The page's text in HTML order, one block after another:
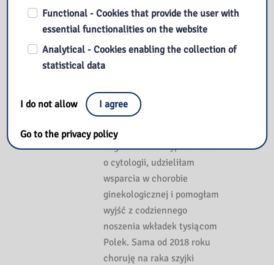
konferencyjnych, mediach
społecznościowych.
Tłumaczę nowoczesne
patient experience na polski
świat dla pacjentek,
pacjentów, lekarzy i lekarek,
za co niejednokrotnie mnie
nagradzano. Przypomniałam
o cytologii, udzieliłam
wsparcia w chorobie
ginekologicznej i pomogłam
wyjść z codziennego
noszenia wkładek tysiącom
Polek. Sama od 2018 roku
choruję na raka szyjki
Functional - Cookies that provide the user with
essential functionalities on the website
Analytical - Cookies enabling the collection of
statistical data
I do not allow I agree
Go to the privacy policy